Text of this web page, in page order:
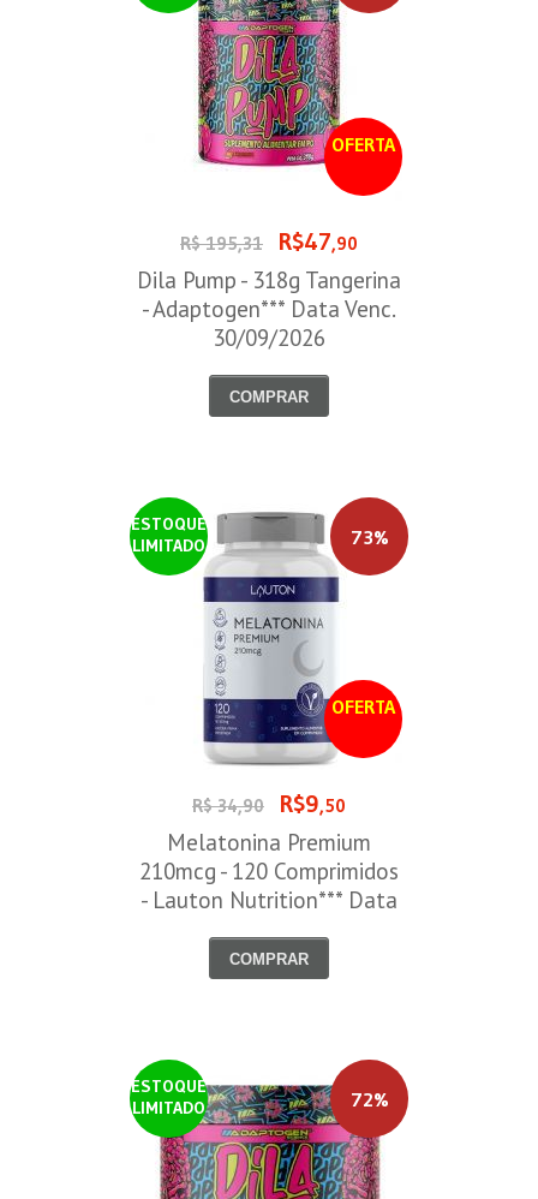
OFERTA
R$ 195,31 R$47,90
Dila Pump - 318g Tangerina
- Adaptogen*** Data Venc.
30/09/2026
COMPRAR
ESTOQUE
LIMITADO
OFERTA
73%
R$ 34,90 R$9,50
Melatonina Premium
210mcg - 120 Comprimidos
- Lauton Nutrition*** Data
COMPRAR
ESTOQUE
LIMITADO
72%